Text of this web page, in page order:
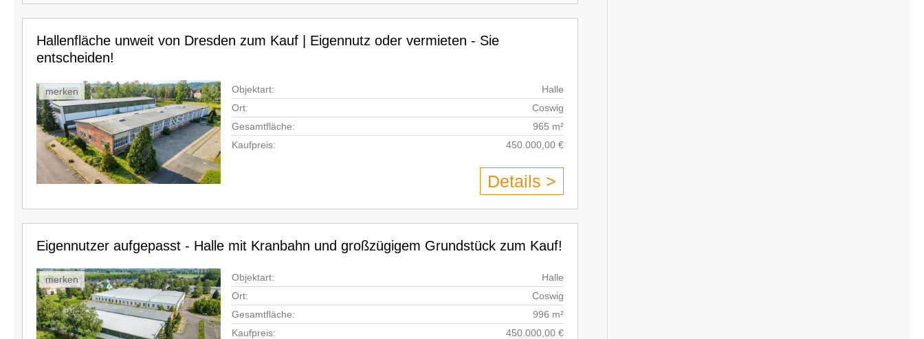
Hallenfläche unweit von Dresden zum Kauf | Eigennutz oder vermieten - Sie
entscheiden!
merken Objektart:
Halle
Ort:
Coswig
Gesamtfläche:
965 m²
Kaufpreis:
450.000,00 €
Details >
Eigennutzer aufgepasst - Halle mit Kranbahn und großzügigem Grundstück zum Kauf!
merken Objektart:
Halle
Ort:
Coswig
Gesamtfläche:
996 m²
Kaufpreis:
450.000,00 €